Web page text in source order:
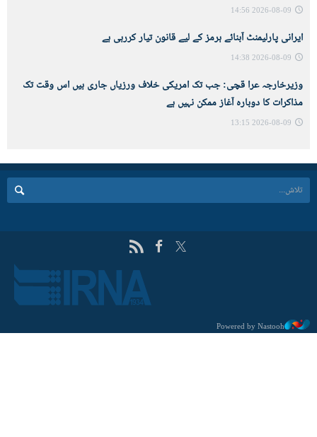
2026-08-09 14:56
ایرانی پارلیمنٹ آبنائے ہرمز کے لیے قانون تیار کررہی ہے
2026-08-09 14:38
وزیرخارجہ عرا‍ قچی: جب تک امریکی خلاف ورزیاں جاری ہیں اس وقت تک
مذاکرات کا دوبارہ آغاز ممکن نہيں ہے
2026-08-09 13:15
Powered by Nastooh